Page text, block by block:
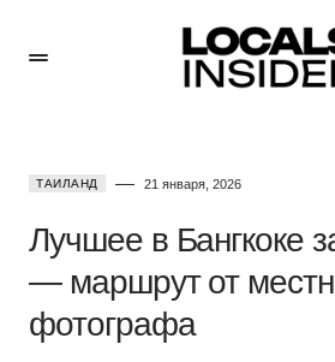
Dansk
Poland
ТАИЛАНД 21 января, 2026
Лучшее в Бангкоке
— маршрут от
фотографа